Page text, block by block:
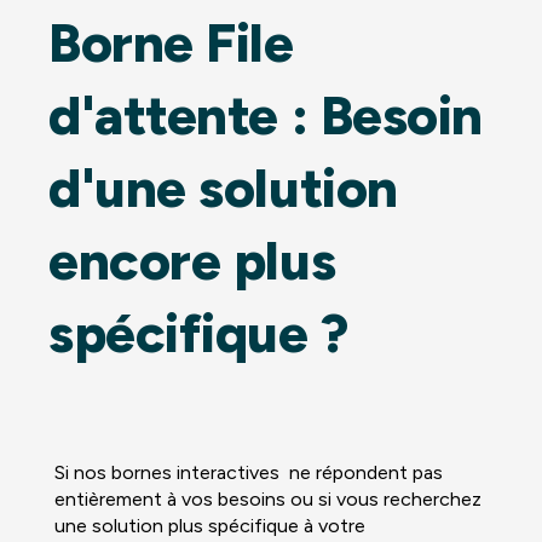
Borne File
d'attente : Besoin
d'une solution
encore plus
spécifique ?
Si nos bornes interactives ne répondent pas
entièrement à vos besoins ou si vous recherchez
une solution plus spécifique à votre